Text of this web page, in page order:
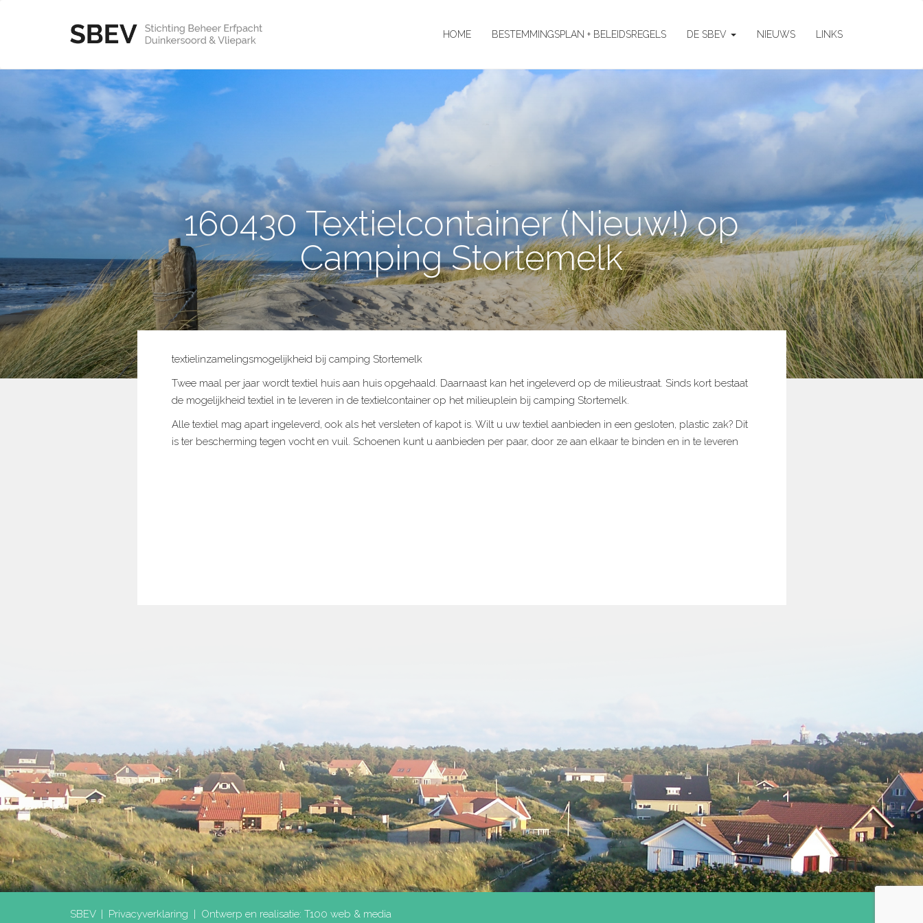
HOME BESTEMMINGSPLAN + BELEIDSREGELS DE SBEV NIEUWS LINKS
160430 Textielcontainer (Nieuw!) op
Camping Stortemelk
textielinzamelingsmogelijkheid bij camping Stortemelk
Twee maal per jaar wordt textiel huis aan huis opgehaald. Daarnaast kan het ingeleverd op de milieustraat. Sinds kort bestaat
de mogelijkheid textiel in te leveren in de textielcontainer op het milieuplein bij camping Stortemelk.
Alle textiel mag apart ingeleverd, ook als het versleten of kapot is. Wilt u uw textiel aanbieden in een gesloten, plastic zak? Dit
is ter bescherming tegen vocht en vuil. Schoenen kunt u aanbieden per paar, door ze aan elkaar te binden en in te leveren
SBEV | Privacyverklaring | Ontwerp en realisatie: T100 web & media